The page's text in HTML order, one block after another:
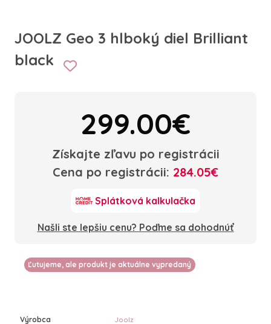
JOOLZ Geo 3 hlboký diel Brilliant
black
299.00€
Získajte zľavu po registrácii
Cena po registrácii: 284.05€
Splátková kalkulačka
Našli ste lepšiu cenu? Poďme sa dohodnúť
Ľutujeme, ale produkt je aktuálne vypredaný
Výrobca Joolz